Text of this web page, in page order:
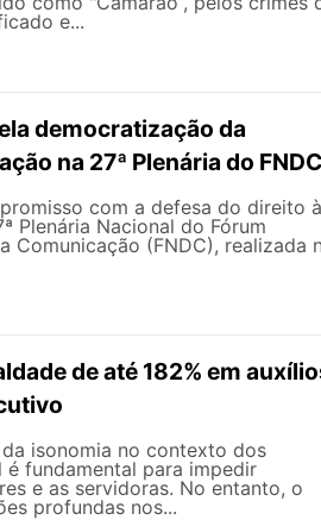
e...
democratização da
na 27ª Plenária do FNDC
com a defesa do direito à
Plenária Nacional do Fórum
Comunicação (FNDC), realizada
de até 182% em
isonomia no contexto dos
fundamental para impedir
e as servidoras. No entanto, o
profundas nos...